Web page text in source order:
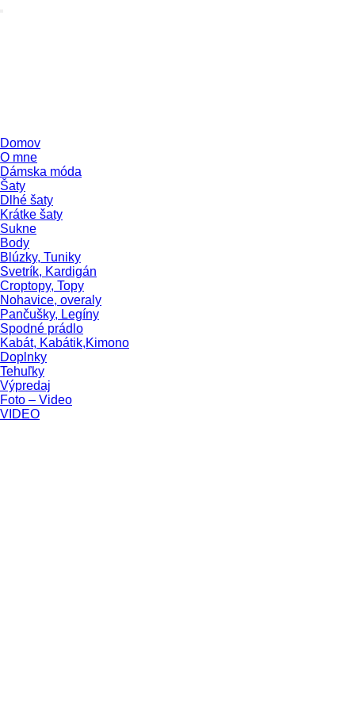
Domov
O mne
Dámska móda
Šaty
Dlhé šaty
Krátke šaty
Sukne
Body
Blúzky, Tuniky
Svetrík, Kardigán
Croptopy, Topy
Nohavice, overaly
Pančušky, Legíny
Spodné prádlo
Kabát, Kabátik,Kimono
Doplnky
Tehuľky
Výpredaj
Foto – Video
VIDEO